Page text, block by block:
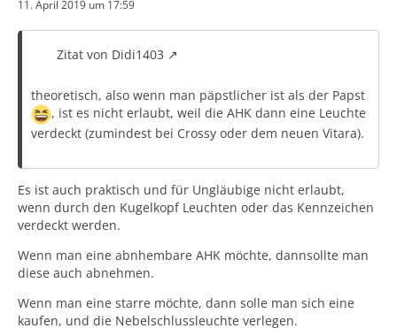
11. April 2019 um 17:59
Zitat von Didi1403
theoretisch, also wenn man päpstlicher ist als der Papst
, ist es nicht erlaubt, weil die AHK dann eine Leuchte
verdeckt (zumindest bei Crossy oder dem neuen Vitara).
Es ist auch praktisch und für Ungläubige nicht erlaubt,
wenn durch den Kugelkopf Leuchten oder das Kennzeichen
verdeckt werden.
Wenn man eine abnhembare AHK möchte, dannsollte man
diese auch abnehmen.
Wenn man eine starre möchte, dann solle man sich eine
kaufen, und die Nebelschlussleuchte verlegen.